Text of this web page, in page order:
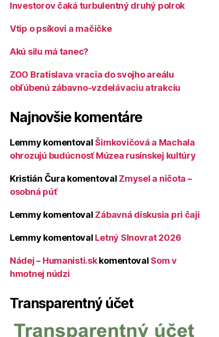
Investorov čaká turbulentný druhý polrok
Vtip o psíkovi a mačičke
Akú silu má tanec?
ZOO Bratislava vracia do svojho areálu
obľúbenú zábavno-vzdelávaciu atrakciu
Najnovšie komentáre
Lemmy komentoval Šimkovičová a Machala
ohrozujú budúcnosť Múzea rusínskej kultúry
Kristián Čura komentoval Zmysel a ničota –
osobná púť
Lemmy komentoval Zábavná diskusia pri čaji
Lemmy komentoval Letný Slnovrat 2026
Nádej – Humanisti.skkomentoval Som v
hmotnej núdzi
Transparentný účet